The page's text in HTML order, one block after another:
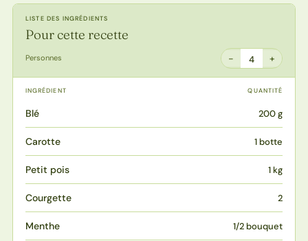
LISTE DES INGRÉDIENTS
Pour cette recette
Personnes − 4 +
INGRÉDIENT QUANTITÉ
Blé 200 g
Carotte 1 botte
Petit pois 1 kg
Courgette 2
Menthe 1/2 bouquet